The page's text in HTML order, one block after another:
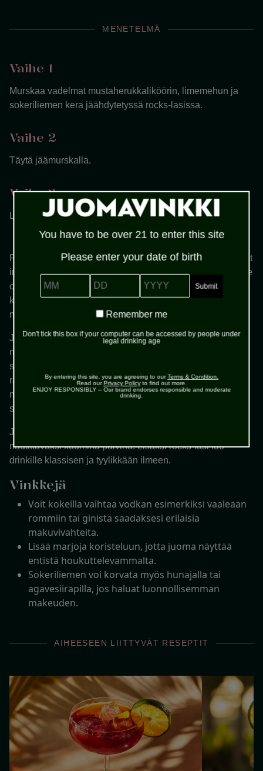
MENETELMÄ
Vaihe 1
Murskaa vadelmat mustaherukkaliköörin, limemehun ja
sokeriliemen kera jäähdytetyssä rocks-lasissa.
Vaihe 2
Täytä jäämurskalla.
Vaihe 3
Lisää vodka ja sekoita.
Raspberry Blimey on moderni marjadrinkki, joka on saanut
inspiraationsa perinteisistä marja- ja sitruscocktaileista. Se
on suosittu erityisesti aloittelevien cocktailien ystävien
keskuudessa, sillä sen valmistus on yksinkertaista, mutta
maku on silti monipuolinen ja jännittävä.
Juoman tärkein raaka-aine ovat tuoreet vadelmat, jotka
murskataan yhdessä mustaherukkaliköörin, limemehun ja
sokeriliemen kanssa. Tämä yhdistelmä antaa cocktailille
raikkaan ja hieman makean, mutta samalla hapokkaan
maun. Vodka lisää juomaan pehmeää pohjaa ilman, että
se peittää marjojen makua alleen.
Jäämurska tekee drinkistä viilentävän ja sopivan
nautittavaksi kuumina päivinä. Lisäksi rocks-lasi luo
drinkille klassisen ja tyylikkään ilmeen.
Vinkkejä
Voit kokeilla vaihtaa vodkan esimerkiksi vaaleaan
rommiin tai ginistä saadaksesi erilaisia
makuvivahteita.
Lisää marjoja koristeluun, jotta juoma näyttää
entistä houkuttelevammalta.
Sokeriliemen voi korvata myös hunajalla tai
agavesiirapilla, jos haluat luonnollisemman
makeuden.
AIHEESEEN LIITTYVÄT RESEPTIT
You have to be over 21 to enter this site
Please enter your date of birth
MM DD YYYY
Remember
Remember me
Don't tick this box if your computer can be accessed by people under
legal drinking age
By entering this site, you are agreeing to ourTerms & Condition.
Read our Privacy Policyto find out more.
ENJOY RESPONSIBLY – Our brand endorses responsible and moderate
drinking.